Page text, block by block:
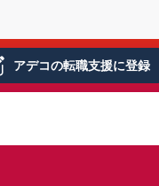
アデコの転職支援に登録